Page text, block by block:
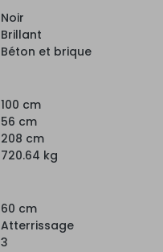
Noir
Brillant
Béton et brique
100 cm
56 cm
208 cm
720.64 kg
60 cm
Atterrissage
3